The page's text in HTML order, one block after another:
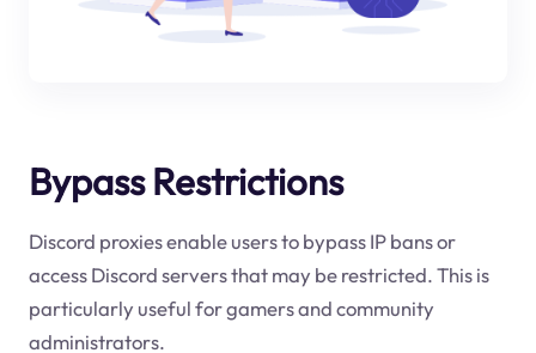
Bypass Restrictions
Discord proxies enable users to bypass IP bans or
access Discord servers that may be restricted. This is
particularly useful for gamers and community
administrators.